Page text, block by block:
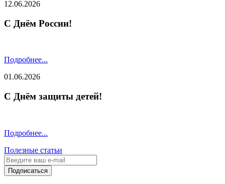
12.06.2026
С Днём России!
Подробнее...
01.06.2026
С Днём защиты детей!
Подробнее...
Полезные статьи
Подписаться